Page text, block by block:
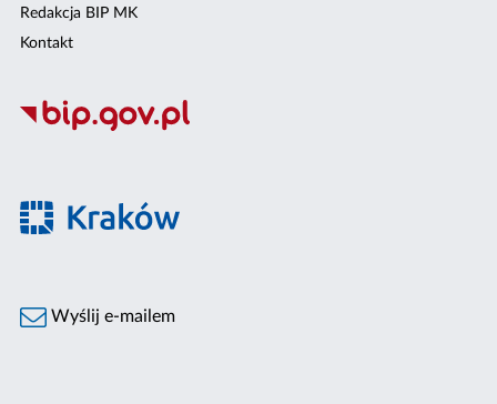
Redakcja BIP MK
Kontakt
Wyślij e-mailem